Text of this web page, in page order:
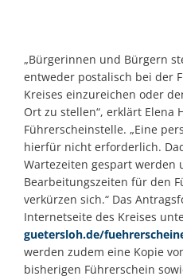
„Bürgerinnen und Bürgern
entweder postalisch bei der
Kreises einzureichen oder
Ort zu stellen“, erklärt Elena
Führerscheinstelle. „Eine
hierfür nicht erforderlich.
Wartezeiten gespart werden
Bearbeitungszeiten für den
verkürzen sich.“ Das
Internetseite des Kreises
guetersloh.de/
werden zudem eine Kopie
bisherigen Führerschein